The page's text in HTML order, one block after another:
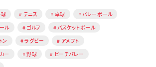
テニス 卓球
バレーボール
ル
ゴルフ
バスケットボール
ン
ラグビー
アメフト
ー
野球
ビーチバレー